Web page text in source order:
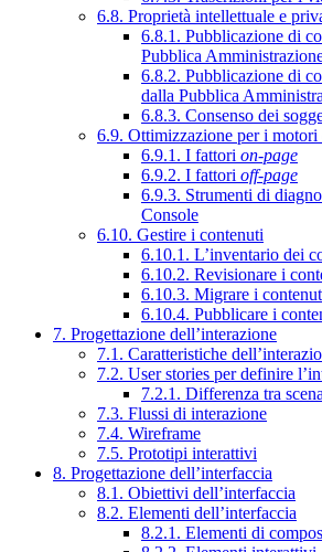
6.8. Proprietà intellettuale e
6.8.1. Pubblicazione di
Pubblica
6.8.2. Pubblicazione di
dalla Pubblica
6.8.3. Consenso dei
6.9. Ottimizzazione per i
6.9.1. I fattori on-page
6.9.2. I fattori off-page
6.9.3. Strumenti di
Console
6.10. Gestire i contenuti
6.10.1. L’inventario dei
6.10.2. Revisionare i
6.10.3. Migrare i
6.10.4. Pubblicare i
7. Progettazione dell’interazione
7.1. Caratteristiche
7.2. User stories per definire
7.2.1. Differenza tra
7.3. Flussi di interazione
7.4. Wireframe
7.5. Prototipi interattivi
8. Progettazione dell’interfaccia
8.1. Obiettivi dell’interfaccia
8.2. Elementi dell’interfaccia
8.2.1. Elementi di